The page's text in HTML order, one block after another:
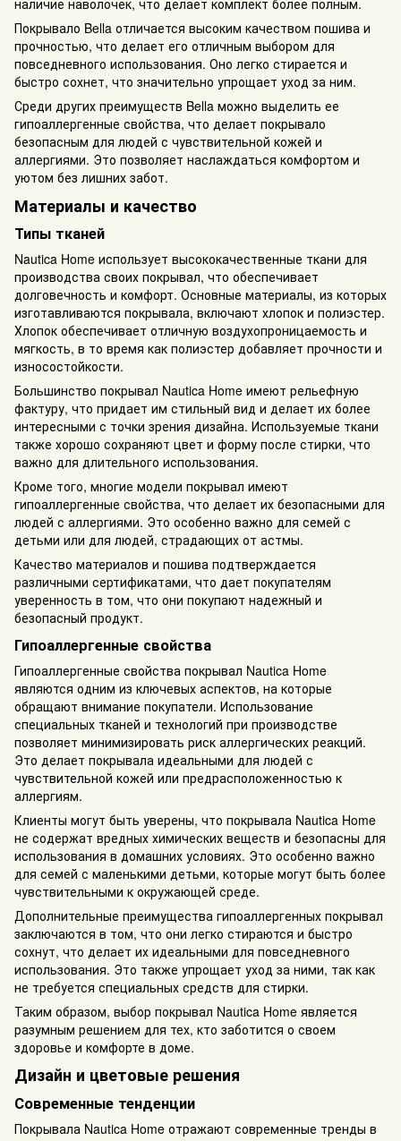
наличие наволочек, что делает комплект более полным.
Покрывало Bella отличается высоким качеством пошива и
прочностью, что делает его отличным выбором для
повседневного использования. Оно легко стирается и
быстро сохнет, что значительно упрощает уход за ним.
Среди других преимуществ Bella можно выделить ее
гипоаллергенные свойства, что делает покрывало
безопасным для людей с чувствительной кожей и
аллергиями. Это позволяет наслаждаться комфортом и
уютом без лишних забот.
Материалы и качество
Типы тканей
Nautica Home использует высококачественные ткани для
производства своих покрывал, что обеспечивает
долговечность и комфорт. Основные материалы, из которых
изготавливаются покрывала, включают хлопок и полиэстер.
Хлопок обеспечивает отличную воздухопроницаемость и
мягкость, в то время как полиэстер добавляет прочности и
износостойкости.
Большинство покрывал Nautica Home имеют рельефную
фактуру, что придает им стильный вид и делает их более
интересными с точки зрения дизайна. Используемые ткани
также хорошо сохраняют цвет и форму после стирки, что
важно для длительного использования.
Кроме того, многие модели покрывал имеют
гипоаллергенные свойства, что делает их безопасными для
людей с аллергиями. Это особенно важно для семей с
детьми или для людей, страдающих от астмы.
Качество материалов и пошива подтверждается
различными сертификатами, что дает покупателям
уверенность в том, что они покупают надежный и
безопасный продукт.
Гипоаллергенные свойства
Гипоаллергенные свойства покрывал Nautica Home
являются одним из ключевых аспектов, на которые
обращают внимание покупатели. Использование
специальных тканей и технологий при производстве
позволяет минимизировать риск аллергических реакций.
Это делает покрывала идеальными для людей с
чувствительной кожей или предрасположенностью к
аллергиям.
Клиенты могут быть уверены, что покрывала Nautica Home
не содержат вредных химических веществ и безопасны для
использования в домашних условиях. Это особенно важно
для семей с маленькими детьми, которые могут быть более
чувствительными к окружающей среде.
Дополнительные преимущества гипоаллергенных покрывал
заключаются в том, что они легко стираются и быстро
сохнут, что делает их идеальными для повседневного
использования. Это также упрощает уход за ними, так как
не требуется специальных средств для стирки.
Таким образом, выбор покрывал Nautica Home является
разумным решением для тех, кто заботится о своем
здоровье и комфорте в доме.
Дизайн и цветовые решения
Современные тенденции
Покрывала Nautica Home отражают современные тренды в